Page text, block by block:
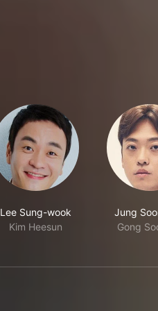
Lee Sung-wook
Kim Heesun
Jung
Gong